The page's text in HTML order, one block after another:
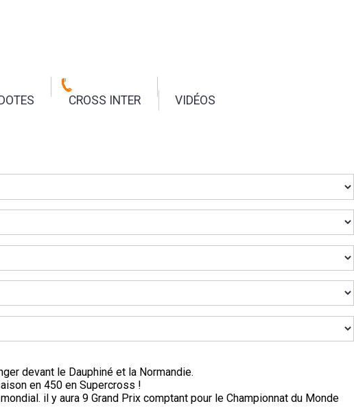
CROSS INTER VIDÉOS
devant le Dauphiné et la Normandie.
en 450 en Supercross !
il y aura 9 Grand Prix comptant pour le Championnat du Monde